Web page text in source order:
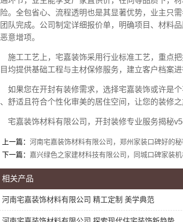
。全包省心、流程透明也是其显著优势，业主只
队完成。公司制定详细报价单，明确项目、材料
意增项。
施工工艺上，宅嘉装饰采用行业标准工艺，重点
均提供基础工程与主材保修服务，建立客户档案
如果您在开封有装修需求，选择宅嘉装饰或许是个
舒适且符合个性化审美的居住空间，让您的装修之
宅嘉装饰材料有限公司，开封装修专业服务揭秘
上一篇： 河南宅嘉装饰材料有限公司，郑州家装口碑好的
下一篇： 嘉兴绿色之家建材科技有限公司，同城口碑家装
相关产品
河南宅嘉装饰材料有限公司 精工定制 美学典范